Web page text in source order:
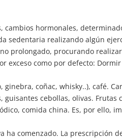
cambios hormonales,
sedentaria realizando algún
prolongado, procurando
exceso como por defecto: Dormir
coñac, whisky..), café.
cebollas, olivas. Frutas
comida china. Es, por ello,
comenzado. La prescripción